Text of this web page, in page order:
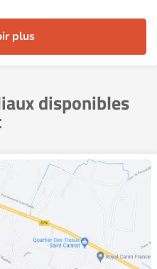
plus
disponibles